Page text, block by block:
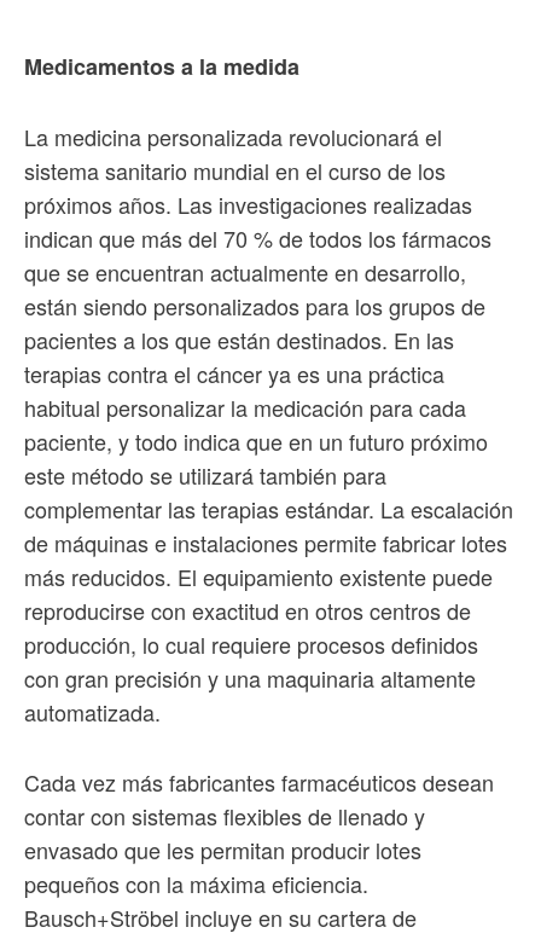
Medicamentos a la medida
La medicina personalizada revolucionará el
sistema sanitario mundial en el curso de los
próximos años. Las investigaciones realizadas
indican que más del 70 % de todos los fármacos
que se encuentran actualmente en desarrollo,
están siendo personalizados para los grupos de
pacientes a los que están destinados. En las
terapias contra el cáncer ya es una práctica
habitual personalizar la medicación para cada
paciente, y todo indica que en un futuro próximo
este método se utilizará también para
complementar las terapias estándar. La escalación
de máquinas e instalaciones permite fabricar lotes
más reducidos. El equipamiento existente puede
reproducirse con exactitud en otros centros de
producción, lo cual requiere procesos definidos
con gran precisión y una maquinaria altamente
automatizada.
Cada vez más fabricantes farmacéuticos desean
contar con sistemas flexibles de llenado y
envasado que les permitan producir lotes
pequeños con la máxima eficiencia.
Bausch+Ströbel incluye en su cartera de